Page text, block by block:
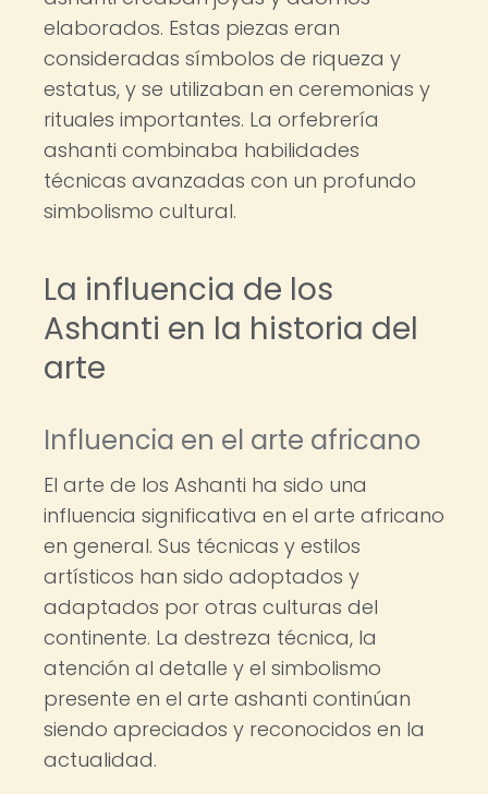
elaborados. Estas piezas eran
consideradas símbolos de riqueza y
estatus, y se utilizaban en ceremonias y
rituales importantes. La orfebrería
ashanti combinaba habilidades
técnicas avanzadas con un profundo
simbolismo cultural.
La influencia de los
Ashanti en la historia del
arte
Influencia en el arte africano
El arte de los Ashanti ha sido una
influencia significativa en el arte africano
en general. Sus técnicas y estilos
artísticos han sido adoptados y
adaptados por otras culturas del
continente. La destreza técnica, la
atención al detalle y el simbolismo
presente en el arte ashanti continúan
siendo apreciados y reconocidos en la
actualidad.